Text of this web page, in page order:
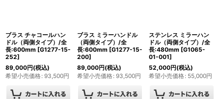
ブラス チャコールハン
ドル（両側タイプ）/全
長:600mm [G1277-15-
252]
89,000円(税込)
希望小売価格: 93,500円
ブラス ミラーハンドル
（両側タイプ）/全
長:600mm [G1277-15-
200]
89,000円(税込)
希望小売価格: 93,500円
ステンレス ミラーハン
ドル（両側タイプ）/全
長:480mm [G1065-
01-001]
52,000円(税込)
希望小売価格: 55,000円